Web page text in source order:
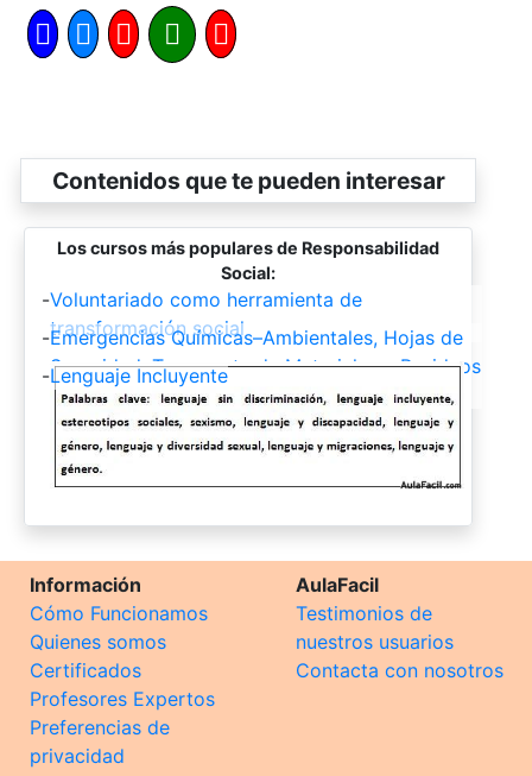
Contenidos que te pueden interesar
Los cursos más populares de Responsabilidad
Social:
-Voluntariado como herramienta de
transformación social
-Emergencias Químicas–Ambientales, Hojas de
Seguridad, Transporte de Materiales y Residuos
Peligrosos, Principios de Toxicología
-Lenguaje Incluyente
Información
Cómo Funcionamos
Quienes somos
Certificados
Profesores Expertos
Preferencias de
privacidad
AulaFacil
Testimonios de
nuestros usuarios
Contacta con nosotros